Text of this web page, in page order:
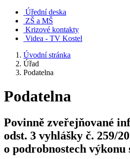
Úřední deska
ZŠ a MŠ
Krizové kontakty
Videa - TV Kostel
Úvodní stránka
Úřad
Podatelna
Podatelna
Povinně zveřejňované
odst. 3 vyhlášky č. 259/
o podrobnostech výkonu